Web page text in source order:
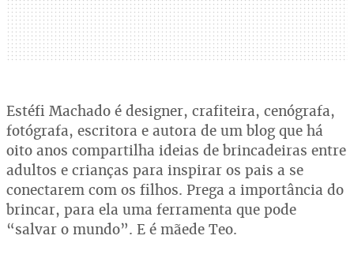
Estéfi Machado é designer, crafiteira, cenógrafa,
fotógrafa, escritora e autora de um blog que há
oito anos compartilha ideias de brincadeiras entre
adultos e crianças para inspirar os pais a se
conectarem com os filhos. Prega a importância do
brincar, para ela uma ferramenta que pode
“salvar o mundo”. E é mãede Teo.